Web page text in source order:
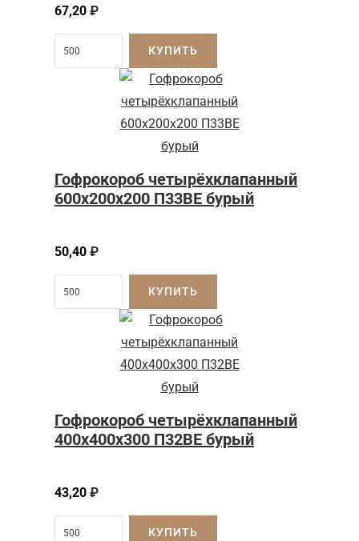
67,20 ₽
КУПИТЬ
Гофрокороб четырёхклапанный
600x200x200 П33BE бурый
50,40 ₽
КУПИТЬ
Гофрокороб четырёхклапанный
400x400x300 П32BE бурый
43,20 ₽
КУПИТЬ